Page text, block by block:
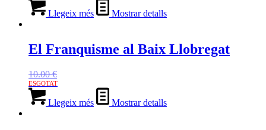
era:
actual
és:
Llegeix més Mostrar detalls
El Franquisme al Baix Llobregat
10.00€
Llegeix més Mostrar detalls